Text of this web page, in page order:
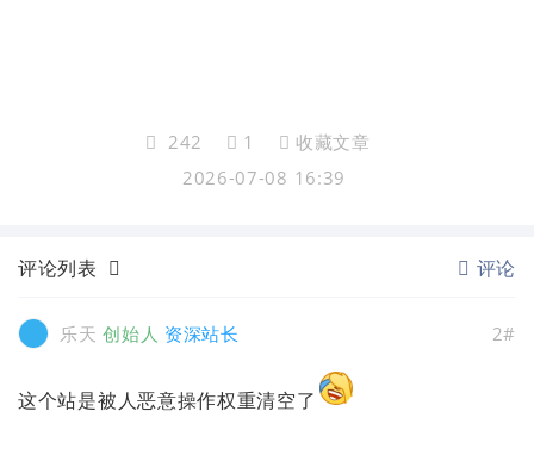
242 1
收藏文章
2026-07-08 16:39
评论列表 评论
乐天 创始人 资深站长 2#
这个站是被人恶意操作权重清空了